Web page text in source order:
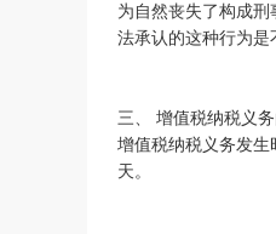
为自然丧失了构成
法承认的这种行为是
三、 增值税纳税义
增值税纳税义务发生
天。